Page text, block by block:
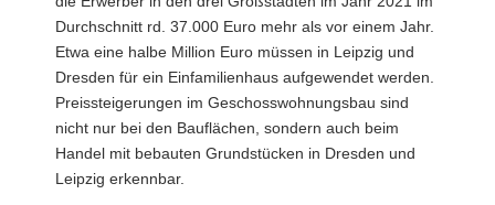
Durchschnitt rd. 37.000 Euro mehr als vor einem Jahr.
Etwa eine halbe Million Euro müssen in Leipzig und
Dresden für ein Einfamilienhaus aufgewendet werden.
Preissteigerungen im Geschosswohnungsbau sind
nicht nur bei den Bauflächen, sondern auch beim
Handel mit bebauten Grundstücken in Dresden und
Leipzig erkennbar.